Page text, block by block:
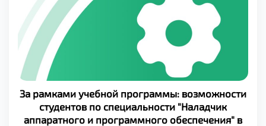
техническими возможностями оборудования и
реальными потребностями бизнеса. Оптимизация
производственных процессов напрямую […]
За рамками учебной программы: возможности
студентов по специальности "Наладчик
аппаратного и программного обеспечения" в